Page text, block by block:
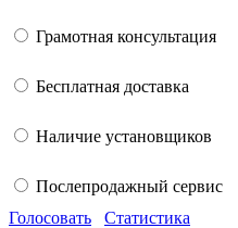
Грамотная консультация
Бесплатная доставка
Наличие установщиков
Послепродажный сервис
Голосовать
Статистика